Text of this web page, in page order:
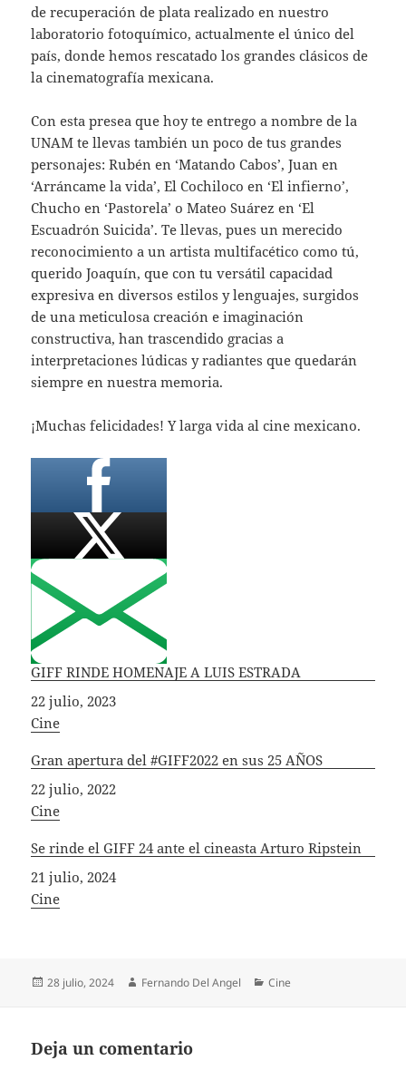
de recuperación de plata realizado en nuestro
laboratorio fotoquímico, actualmente el único del
país, donde hemos rescatado los grandes clásicos de
la cinematografía mexicana.
Con esta presea que hoy te entrego a nombre de la
UNAM te llevas también un poco de tus grandes
personajes: Rubén en ‘Matando Cabos’, Juan en
‘Arráncame la vida’, El Cochiloco en ‘El infierno’,
Chucho en ‘Pastorela’ o Mateo Suárez en ‘El
Escuadrón Suicida’. Te llevas, pues un merecido
reconocimiento a un artista multifacético como tú,
querido Joaquín, que con tu versátil capacidad
expresiva en diversos estilos y lenguajes, surgidos
de una meticulosa creación e imaginación
constructiva, han trascendido gracias a
interpretaciones lúdicas y radiantes que quedarán
siempre en nuestra memoria.
¡Muchas felicidades! Y larga vida al cine mexicano.
GIFF RINDE HOMENAJE A LUIS ESTRADA
Fecha
22 julio, 2023
In relation to
Cine
Gran apertura del #GIFF2022 en sus 25 AÑOS
Fecha
22 julio, 2022
In relation to
Cine
Se rinde el GIFF 24 ante el cineasta Arturo Ripstein
Fecha
21 julio, 2024
In relation to
Cine
Publicado
28 julio, 2024 Autor
Fernando Del Angel Categorías
Cine
Deja un comentario